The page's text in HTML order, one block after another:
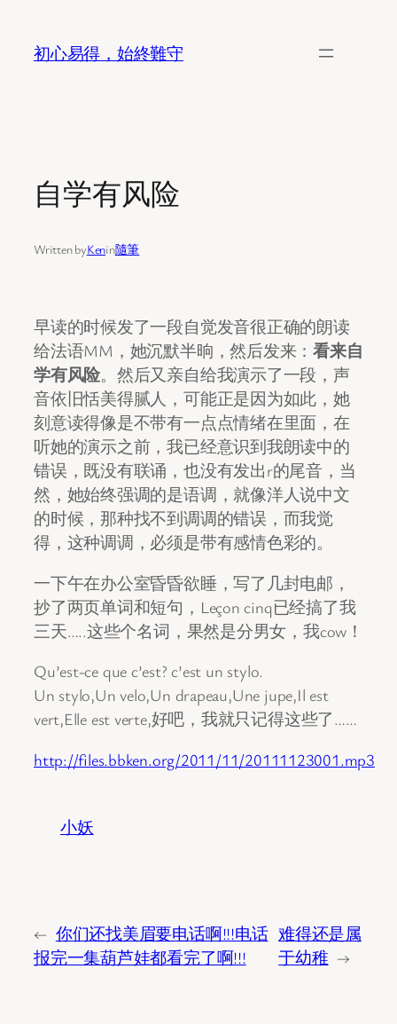
content
初心易得，始終難守
自学有风险
Written byKenin隨筆
早读的时候发了一段自觉发音很正确的朗读
给法语MM，她沉默半晌，然后发来：看来自
学有风险。然后又亲自给我演示了一段，声
音依旧恬美得腻人，可能正是因为如此，她
刻意读得像是不带有一点点情绪在里面，在
听她的演示之前，我已经意识到我朗读中的
错误，既没有联诵，也没有发出r的尾音，当
然，她始终强调的是语调，就像洋人说中文
的时候，那种找不到调调的错误，而我觉
得，这种调调，必须是带有感情色彩的。
一下午在办公室昏昏欲睡，写了几封电邮，
抄了两页单词和短句，Leçon cinq已经搞了我
三天…..这些个名词，果然是分男女，我cow！
Qu’est-ce que c’est? c’est un stylo.
Un stylo,Un velo,Un drapeau,Une jupe,Il est
vert,Elle est verte,好吧，我就只记得这些了……
http://files.bbken.org/2011/11/20111123001.mp3
小妖
← 你们还找美眉要电话啊!!!电话
报完一集葫芦娃都看完了啊!!!
难得还是属
于幼稚 →